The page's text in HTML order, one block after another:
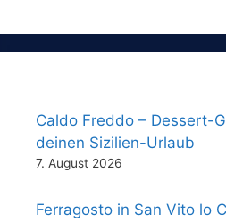
Caldo Freddo – Dessert-
deinen Sizilien-Urlaub
7. August 2026
Ferragosto in San Vito lo